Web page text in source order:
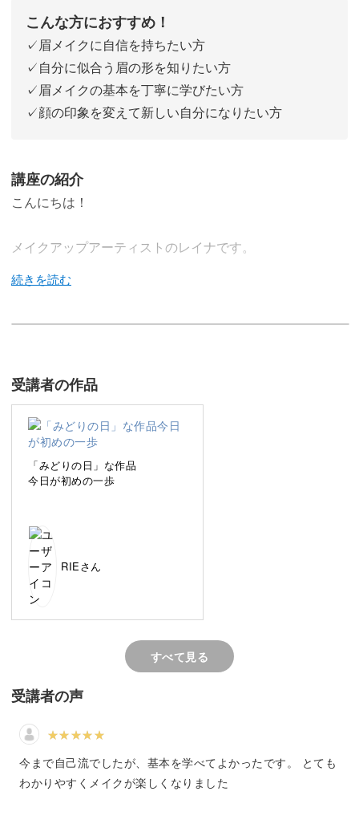
こんな方におすすめ！
✓眉メイクに自信を持ちたい方
✓自分に似合う眉の形を知りたい方
✓眉メイクの基本を丁寧に学びたい方
✓顔の印象を変えて新しい自分になりたい方
講座の紹介
こんにちは！
メイクアップアーティストのレイナです。
「メイクがいつもうまくいかない…」そんなお悩みがすっ
きり解消しますよ♪
す！
新しい自分になりたい方、もっと自信を持って毎日を過ご
したい方は、この講座で眉メイクを見直してみませんか？
お悩みに合わせた眉メイクをマスター
眉の形は人それぞれ、お悩みも千差万別です。
濃い・薄い・まばらといったものから、左右差がある・白
受講者の作品
「みどりの日」な作品
今日が初めの一歩
RIEさん
すべて見る
受講者の声
今まで自己流でしたが、基本を学べてよかったです。 とても
わかりやすくメイクが楽しくなりました